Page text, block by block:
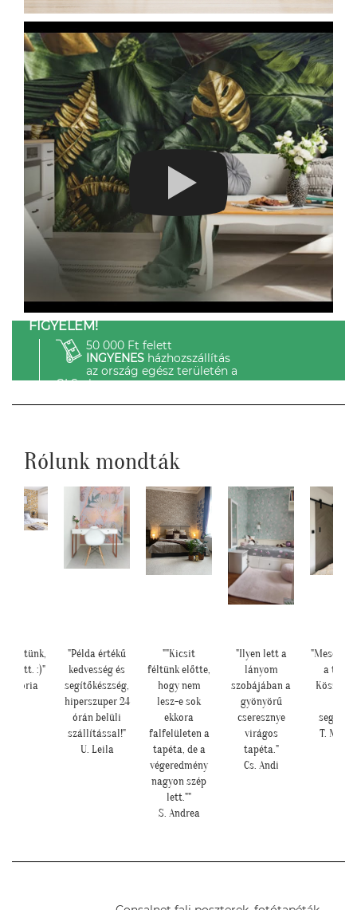
FIGYELEM!
50 000 Ft felett
INGYENESházhozszállítás
az ország egész területén a
GLS-el.
Rólunk mondták
lett. :)"
Viktória
"Példa értékű
kedvesség és
segítőkészség,
hiperszuper 24
órán belüli
szállítással!"
U. Leila
""Kicsit
féltünk előtte,
hogy nem
lesz-e sok
ekkora
falfelületen a
tapéta, de a
végeredmény
nagyon szép
lett.""
S. Andrea
"Ilyen lett a
lányom
szobájában a
gyönyörű
cseresznye
virágos
tapéta."
Cs. Andi
a
T.